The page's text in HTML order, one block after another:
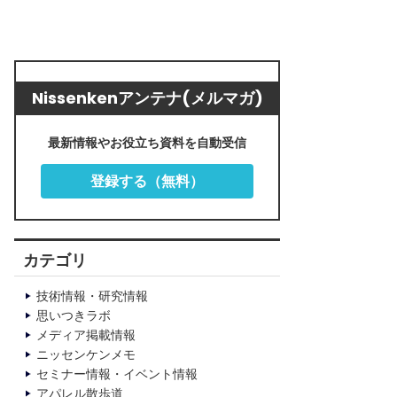
Nissenkenアンテナ(メルマガ)
最新情報やお役立ち資料を自動受信
登録する（無料）
カテゴリ
技術情報・研究情報
思いつきラボ
メディア掲載情報
ニッセンケンメモ
セミナー情報・イベント情報
アパレル散歩道